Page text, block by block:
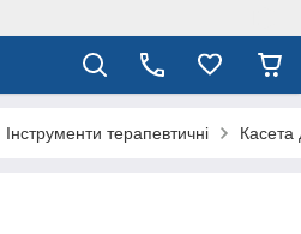
Інструменти терапевтичні Касета